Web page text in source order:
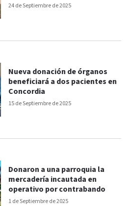
24 de Septiembre de 2025
15 de Septiembre de 2025
Nueva donación de órganos
beneficiará a dos pacientes en
Concordia
1 de Septiembre de 2025
Donaron a una parroquia la
mercadería incautada en
operativo por contrabando